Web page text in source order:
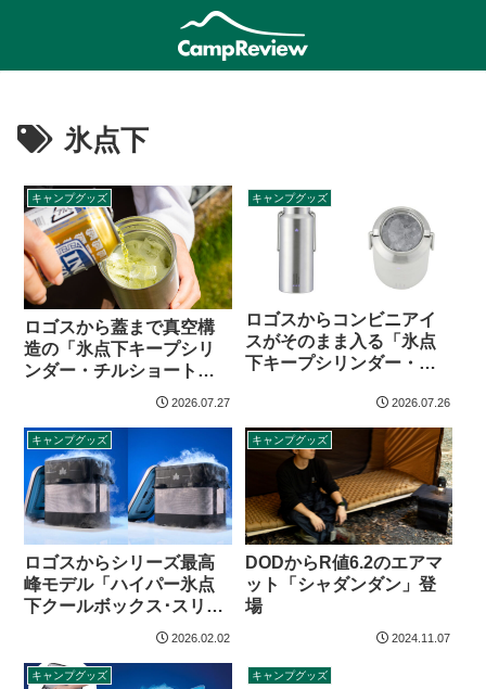
氷点下
キャンプグッズ
ロゴスから蓋まで真空構
造の「氷点下キープシリ
ンダー・チルショート」
2026.07.27
キャンプグッズ
ロゴスからコンビニアイ
スがそのまま入る「氷点
下キープシリンダー・ア
2026.07.26
キャンプグッズ
ロゴスからシリーズ最高
峰モデル「ハイパー氷点
下クールボックス･スリッ
2026.02.02
キャンプグッズ
DODからR値6.2のエアマ
ット「シャダンダン」登
場
2024.11.07
キャンプグッズ キャンプグッズ